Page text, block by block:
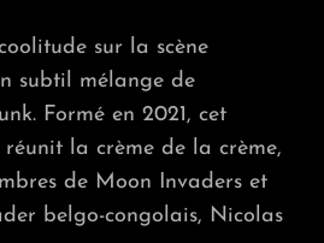
sur la scène
subtil mélange de
Formé en 2021, cet
réunit la crème de la crème,
de Moon Invaders et
belgo-congolais, Nicolas